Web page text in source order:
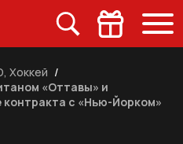
Хоккей /
«Оттавы» и
с «Нью-Йорком»